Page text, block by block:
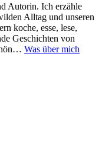
Autorin. Ich erzähle
Alltag und unseren
koche, esse, lese,
Geschichten von
Was über mich